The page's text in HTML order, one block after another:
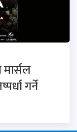
मार्सल
गर्ने